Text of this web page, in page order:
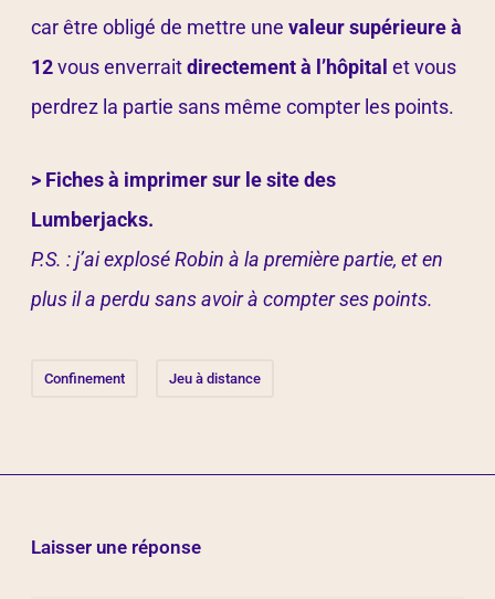
car être obligé de mettre une valeur supérieure à
12vous enverraitdirectement à l’hôpital et vous
perdrez la partie sans même compter les points.
> Fiches à imprimer sur le site des
Lumberjacks.
P.S. : j’ai explosé Robin à la première partie, et en
plus il a perdu sans avoir à compter ses points.
Confinement Jeu à distance
Laisser une réponse